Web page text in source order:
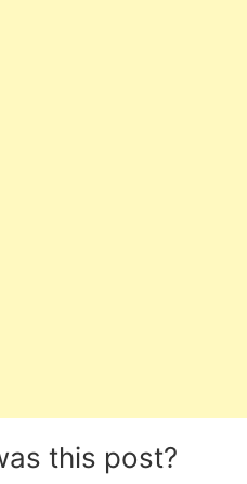
this post?